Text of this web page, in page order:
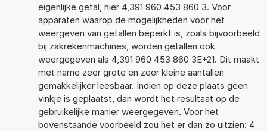
eigenlijke getal, hier 4,391 960 453 860 3. Voor
apparaten waarop de mogelijkheden voor het
weergeven van getallen beperkt is, zoals bijvoorbeeld
bij zakrekenmachines, worden getallen ook
weergegeven als 4,391 960 453 860 3E+21. Dit maakt
met name zeer grote en zeer kleine aantallen
gemakkelijker leesbaar. Indien op deze plaats geen
vinkje is geplaatst, dan wordt het resultaat op de
gebruikelijke manier weergegeven. Voor het
bovenstaande voorbeeld zou het er dan zo uitzien: 4